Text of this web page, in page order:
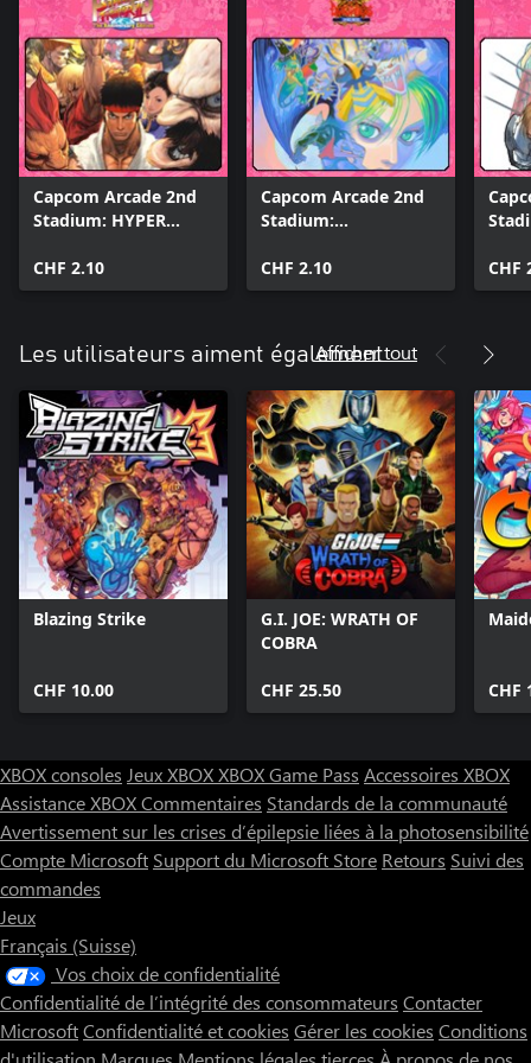
©SEGA
©CAPCOM CO., LTD. 2022 ALL RIGHTS RESERVED.
Capcom Arcade 2nd
Stadium: HYPER
The Anniversary
Edition -
CHF 2.10
Capcom Arcade 2nd
Stadium:
Night Warriors -
CHF 2.10
CHF
Les utilisateurs aiment également
Afficher tout
Blazing Strike
CHF 10.00
G.I. JOE: WRATH OF
COBRA
CHF 25.50 CHF
XBOX consoles Jeux XBOXXBOX Game Pass Accessoires XBOX
Assistance XBOXCommentaires Standards de la communauté
Avertissement sur les crises d’épilepsie liées à la photosensibilité
Compte Microsoft Support du Microsoft Store Retours Suivi des
commandes
Jeux
Français (Suisse)
Vos choix de confidentialité
Confidentialité de l’intégrité des consommateurs Contacter
MicrosoftConfidentialité et cookies Gérer les cookies Conditions